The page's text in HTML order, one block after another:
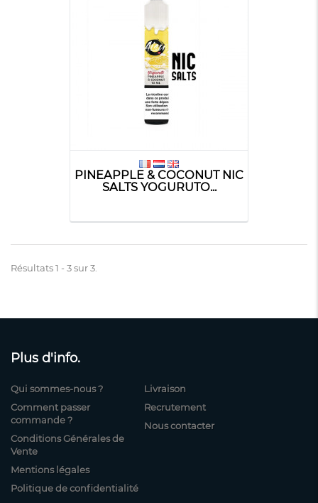
PINEAPPLE & COCONUT NIC
SALTS YOGURUTO...
Résultats 1 - 3 sur 3.
Plus d'info.
Qui sommes-nous ?
Comment passer
commande ?
Conditions Générales de
Vente
Mentions légales
Politique de confidentialité
Livraison
Recrutement
Nous contacter